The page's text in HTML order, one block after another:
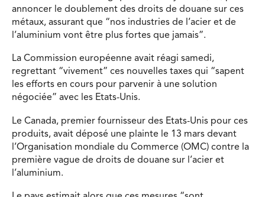
annoncer le doublement des droits de douane sur ces
métaux, assurant que “nos industries de l’acier et de
l’aluminium vont être plus fortes que jamais”.
La Commission européenne avait réagi samedi,
regrettant “vivement” ces nouvelles taxes qui “sapent
les efforts en cours pour parvenir à une solution
négociée” avec les Etats-Unis.
Le Canada, premier fournisseur des Etats-Unis pour ces
produits, avait déposé une plainte le 13 mars devant
l’Organisation mondiale du Commerce (OMC) contre la
première vague de droits de douane sur l’acier et
l’aluminium.